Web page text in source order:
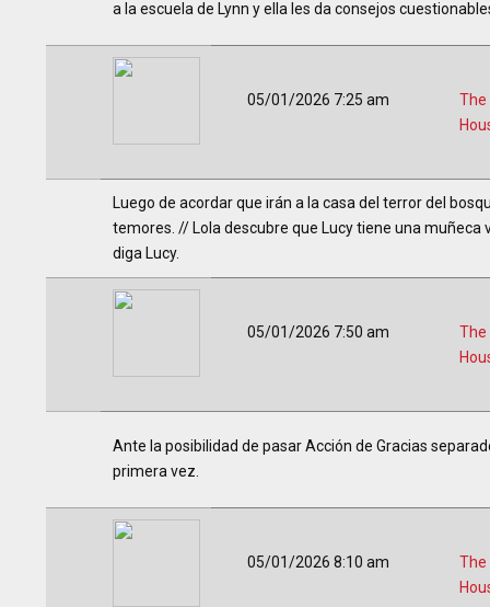
a la escuela de Lynn y ella les da consejos
05/01/2026 7:25 am
The
Luego de acordar que irán a la casa del terror del
temores. // Lola descubre que Lucy tiene una
diga Lucy.
05/01/2026 7:50 am
The
Ante la posibilidad de pasar Acción de Gracias
primera vez.
05/01/2026 8:10 am
The